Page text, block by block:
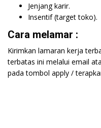
Jenjang karir.
Insentif (target toko).
Cara melamar :
Kirimkan lamaran kerja
terbatas ini melalui email
pada tombol apply /